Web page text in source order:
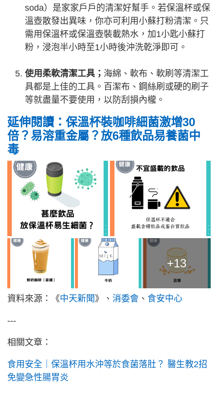
soda）是家家戶戶的清潔好幫手。若保溫杯或保
溫壺散發出異味，你亦可利用小蘇打粉清潔。只
需用保溫杯或保溫壺裝載熱水，加1小匙小蘇打
粉，浸泡半小時至1小時後沖洗乾淨即可。
使用柔軟清潔工具； 海綿、軟布、軟刷等清潔工
具都是上佳的工具。百潔布、鋼絲刷或硬的刷子
等就盡量不要使用，以防刮損內櫳。
延伸閱讀：保溫杯裝咖啡細菌激增30
倍？易溶重金屬？放6種飲品易養菌中
毒
+13
資料來源：《中天新聞》、 消委會 、 食安中心
---
相關文章：
食用安全｜保溫杯用水沖等於食菌落肚？ 醫生教2招
免變急性腸胃炎